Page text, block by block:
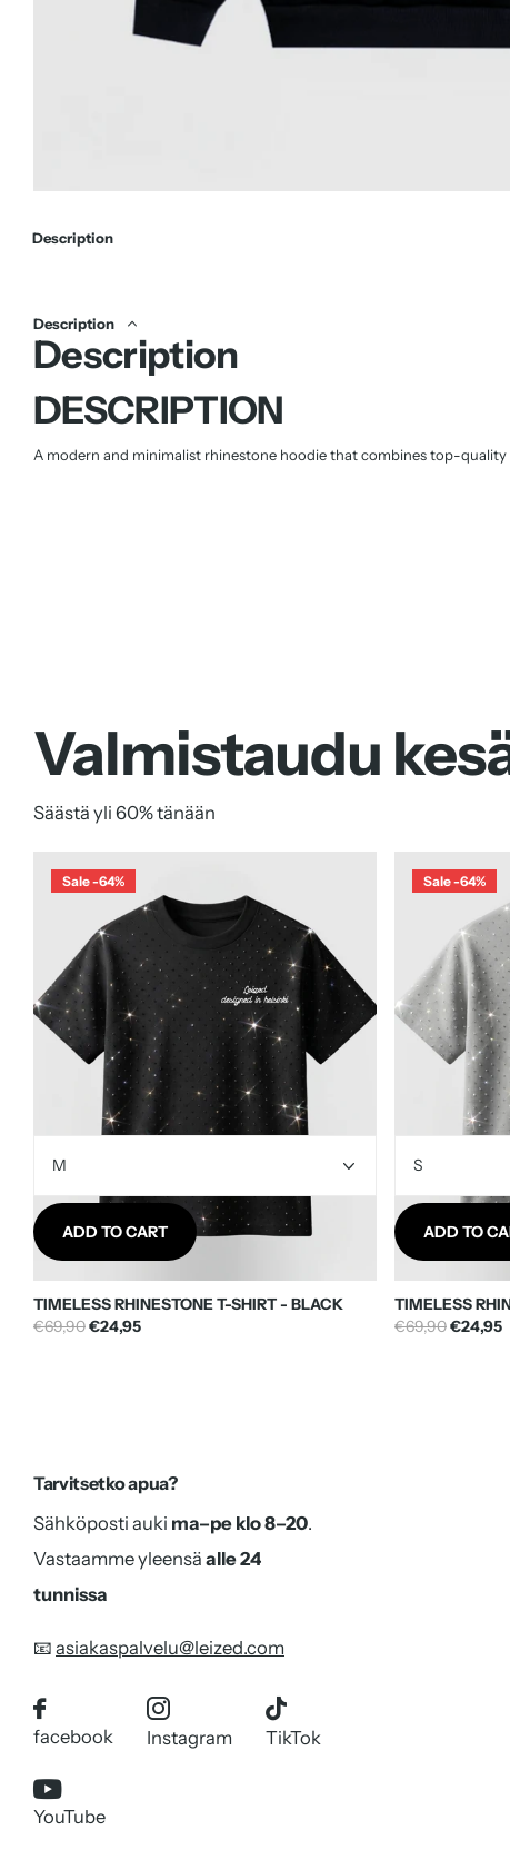
Description
Description
Description
DESCRIPTION
A modern and minimalist rhinestone hoodie that combines top-
SHIPPING & RETURNS
2-3 business days!
Not happy with your purchase?
No worries! We offer a hassle-free30-day return policy because your
SIZE GUIDE
Height
<150-160cm
161-170cm
191-195cm
Valmistaudu
Säästä yli 60% tänään
Sale -64%
ADD TO CART
TIMELESS RHINESTONE T-SHIRT - BLACK
€69,90€24,95
Sale -64%
ADD TO
TIMELESS
€69,90€24,95
Tarvitsetko apua?
Sähköposti auki ma–pe klo 8–20.
Vastaamme yleensä alle 24
tunnissa
📧 asiakaspalvelu@leized.com
facebook Instagram TikTok
YouTube